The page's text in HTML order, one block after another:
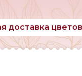
доставка